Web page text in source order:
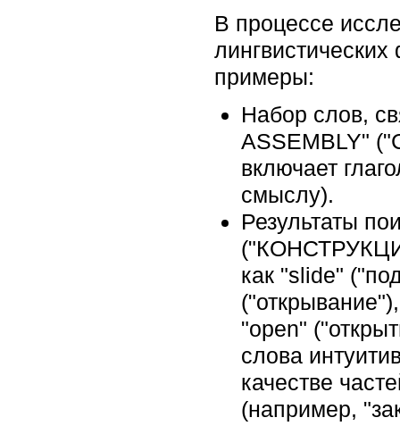
В процессе
примеры:
Набор слов,
ASSEMBLY"
включает
смыслу).
Результаты
как "slide"
"open"
слова
качестве
(например,